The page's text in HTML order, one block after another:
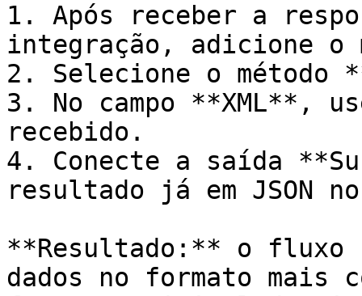
1. Após receber a
integração, adicione o
2. Selecione o método
3. No campo **XML**,
recebido.
4. Conecte a saída
resultado já em JSON
**Resultado:** o fluxo
dados no formato mais